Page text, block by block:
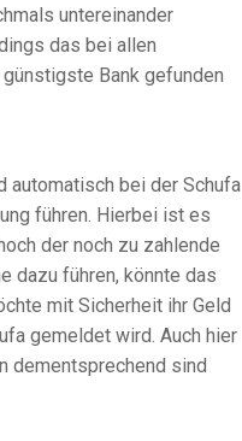
untereinander
das bei allen
Bank gefunden
automatisch bei der Schufa
führen. Hierbei ist es
der noch zu zahlende
dazu führen, könnte das
mit Sicherheit ihr Geld
gemeldet wird. Auch hier
dementsprechend sind